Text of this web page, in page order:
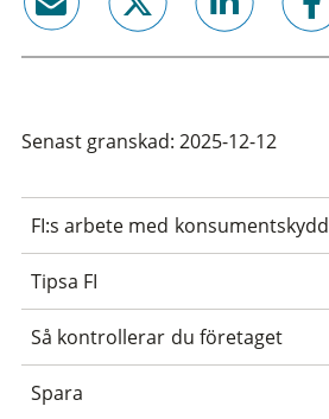
Senast granskad: 2025-12-12
FI:s arbete med konsumentskydd
Tipsa FI
Så kontrollerar du företaget
Spara